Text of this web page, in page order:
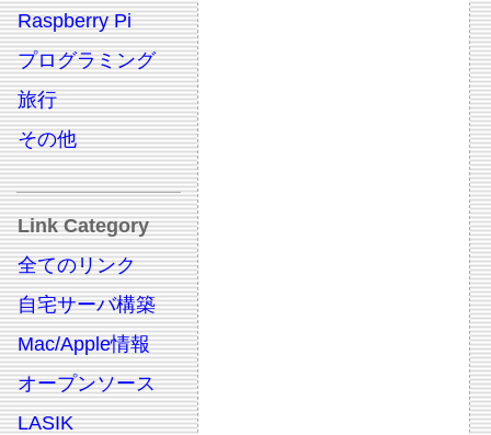
Raspberry Pi
プログラミング
旅行
その他
Link Category
全てのリンク
自宅サーバ構築
Mac/Apple情報
オープンソース
LASIK